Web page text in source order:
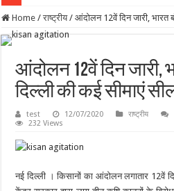
Home / राष्ट्रीय / आंदोलन 12वें दिन जारी, भारत
आंदोलन 12वें दिन जारी,
दिल्ली की कई सीमाएं
test 12/07/2020 राष्ट्रीय
232 Views
नई दिल्ली । किसानों का आंदोलन लगातार 12वें